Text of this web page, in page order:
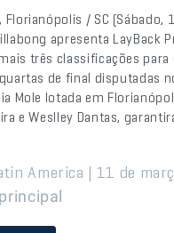
Florianópolis / SC (Sábado,
apresenta LayBack
três classificações para
de final disputadas
Mole lotada em
e Weslley Dantas,
America | 11 de
principal